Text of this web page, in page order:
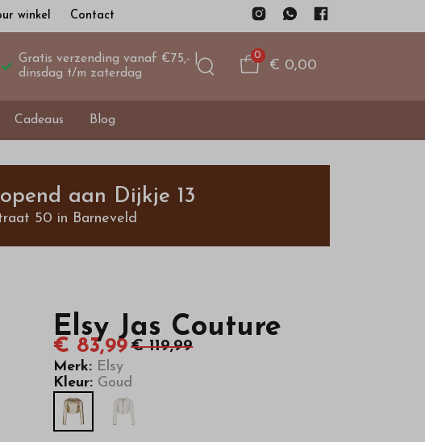
winkel Contact
Gratis verzending vanaf €75,- |
dinsdag t/m zaterdag
0
€ 0,00
Cadeaus Blog
aan Dijkje 13
50 in Barneveld
Elsy Jas Couture
€ 83,99 € 119,99
Merk: Elsy
Kleur: Goud